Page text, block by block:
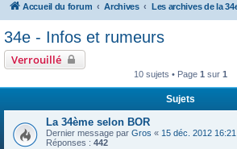
Accueil du forum Archives
34e - Infos et rumeurs
Verrouillé
10 sujets • Page 1 sur 1
Sujets
La 34ème selon BOR
Dernier message par Gros « 15 déc. 2012 16:21
Réponses : 442